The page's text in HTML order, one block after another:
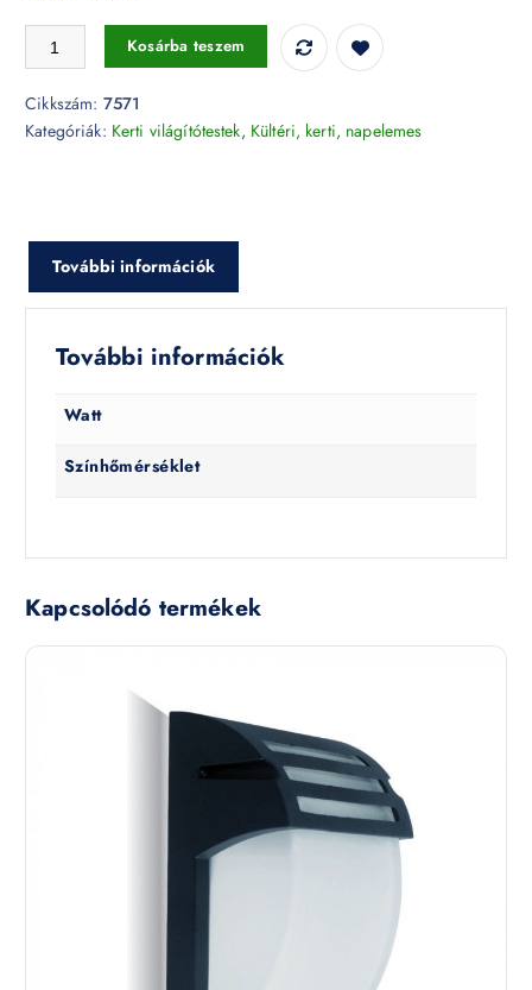
Fekete kerti tüske GU10 foglalattal IP65 - 7571 mennyiség
Kosárba teszem
Cikkszám: 7571
Kategóriák: Kerti világítótestek, Kültéri, kerti, napelemes
További információk
További információk
Watt
Színhőmérséklet
Kapcsolódó termékek